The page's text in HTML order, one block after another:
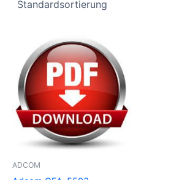
ADCOM